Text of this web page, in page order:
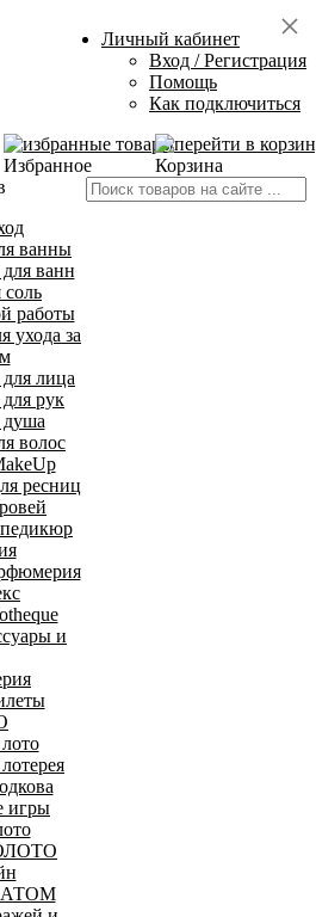
Личный кабинет
Вход / Регистрация
Помощь
Как подключиться
Избранное
Корзина
ванны
ванн
работы
ухода за
лица
рук
душа
волос
ресниц
и
игры